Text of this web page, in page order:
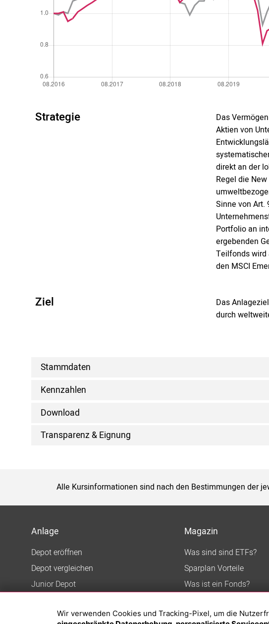
Strategie
Das
Aktien von
direkt an der
Regel die
Sinne von Art.
Portfolio an
ergebenden
Teilfonds wird
den MSCI
Ziel
Das
durch
Stammdaten
Kennzahlen
Download
Transparenz & Eignung
Alle Kursinformationen sind nach den Bestimmungen der
Anlage
Depot eröffnen
Depot vergleichen
Junior Depot
Top-Fonds
Magazin
Was sind sind ETFs?
Sparplan Vorteile
Was ist ein Fonds?
Wir verwenden Cookies und Tracking-Pixel, um die